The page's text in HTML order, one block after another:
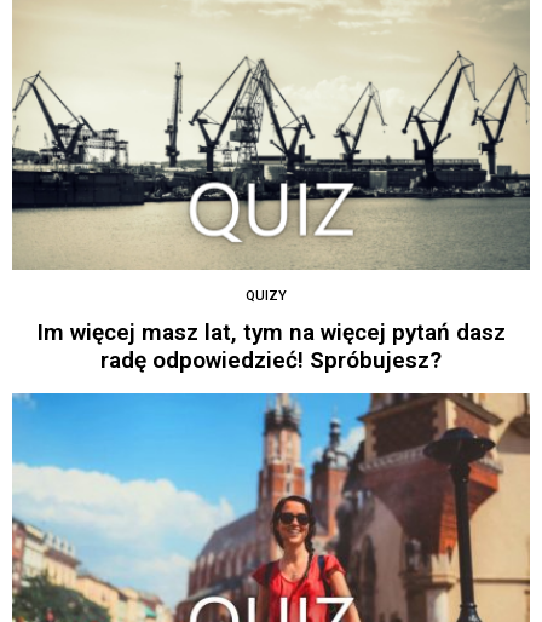
QUIZY
Im więcej masz lat, tym na więcej pytań dasz
radę odpowiedzieć! Spróbujesz?